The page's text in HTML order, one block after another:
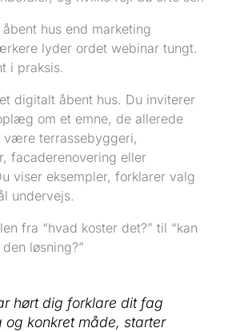
hus end marketing
lyder ordet webinar tungt.
i praksis.
digitalt åbent hus. Du inviterer
om et emne, de allerede
være terrassebyggeri,
facaderenovering eller
viser eksempler, forklarer valg
undervejs.
fra “hvad koster det?” til “kan
løsning?”
hørt dig forklare dit fag
og konkret måde, starter